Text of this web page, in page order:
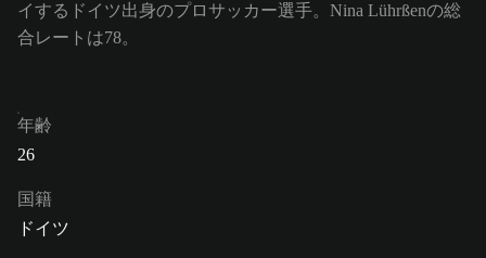
イするドイツ出身のプロサッカー選手。Nina Lührßenの総
合レートは78。
年齢
26
国籍
ドイツ